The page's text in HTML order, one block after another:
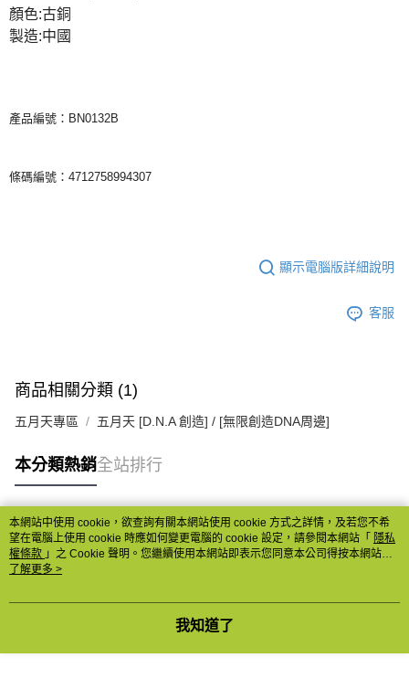
顏色:古銅
製造:中國
產品編號：BN0132B
條碼編號：4712758994307
顯示電腦版詳細說明
客服
商品相關分類 (1)
五月天專區 五月天 [D.N.A 創造] / [無限創造DNA周邊]
本分類熱銷全站排行
熱門標籤
本網站中使用 cookie，欲查詢有關本網站使用 cookie 方式之詳情，及若您不希
望在電腦上使用 cookie 時應如何變更電腦的 cookie 設定，請參閱本網站「 隱私
權條款 」之 Cookie 聲明。您繼續使用本網站即表示您同意本公司得按本網站使
用條款之 Cookie 聲明使用 cookie。
了解更多 >
我知道了